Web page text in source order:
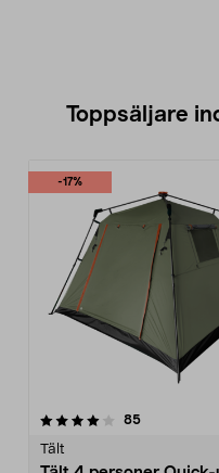
Toppsäljare
-17%
85recensioner
Tält
4.0 av 5 stjärnor